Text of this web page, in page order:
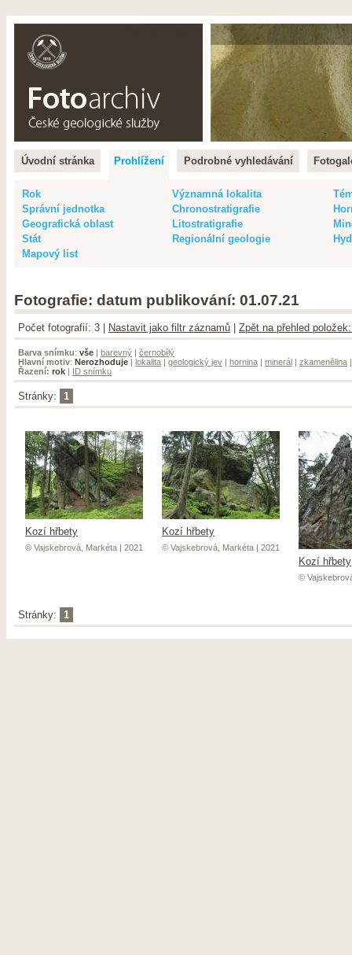
Úvodní stránka Prohlížení Podrobné vyhledávání
Rok Významná lokalita
Správní jednotka
Chronostratigrafie
Geografická oblast
Litostratigrafie
Stát
Regionální geologie
Mapový list
Fotografie: datum publikování: 01.07.21
Počet fotografií: 3 | Nastavit jako filtr záznamů Zpět na přehled
Barva snímku: vše | barevný | černobílý
Hlavní motiv: Nerozhoduje | lokalita | geologický jev | hornina | minerál | zkamenělina
Řazení: rok | ID snímku
Stránky: 1
Kozí hřbety
© Vajskebrová, Markéta | 2021
Kozí hřbety
© Vajskebrová, Markéta | 2021
Kozí hřbety
©
Stránky: 1